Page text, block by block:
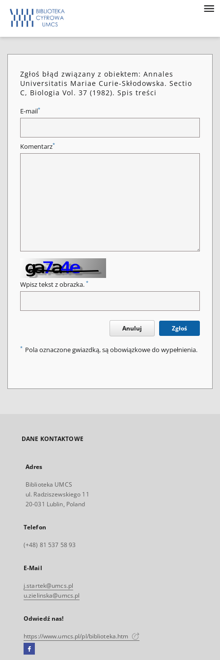
Zgłoś błąd związany z obiektem: Annales
Universitatis Mariae Curie-Skłodowska. Sectio
C, Biologia Vol. 37 (1982). Spis treści
E-mail*
Komentarz*
Wpisz tekst z obrazka. *
Anuluj Zgłoś
* Pola oznaczone gwiazdką, są obowiązkowe do wypełnienia.
DANE KONTAKTOWE
Adres
Biblioteka UMCS
ul. Radziszewskiego 11
20-031 Lublin, Poland
Telefon
(+48) 81 537 58 93
E-Mail
j.startek@umcs.pl
u.zielinska@umcs.pl
Odwiedź nas!
https://www.umcs.pl/pl/biblioteka.htm
Facebook